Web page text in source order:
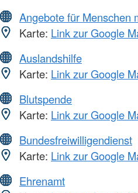
Angebote für Menschen
Karte: Link zur Google
Auslandshilfe
Karte: Link zur Google
Blutspende
Karte: Link zur Google
Bundesfreiwilligendienst
Karte: Link zur Google
Ehrenamt